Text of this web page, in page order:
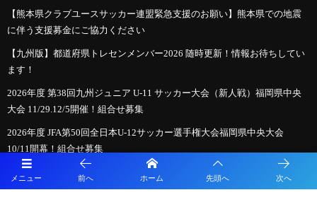
メニュー 前へ ホーム 先頭へ 次へ
【熊本県クラブユースサッカー連盟緊急支援のお願い】熊本県での地震
に伴う支援募金にご協力ください
【九州版】都道府県トレセンメンバー2026 随時更新！情報お待ちしてい
ます！
2026年度 第38回九州ジュニア U-11 サッカー大会（新人戦）福岡県中央
大会 11/29.12/5開催！組合せ募集
2026年度 JFA第50回全日本U-12サッカー選手権大会福岡県中央大会
10/11開幕！組合せ募集
勝。インハイで基準を知った新王者・静岡学園はどんな相手でも「静学